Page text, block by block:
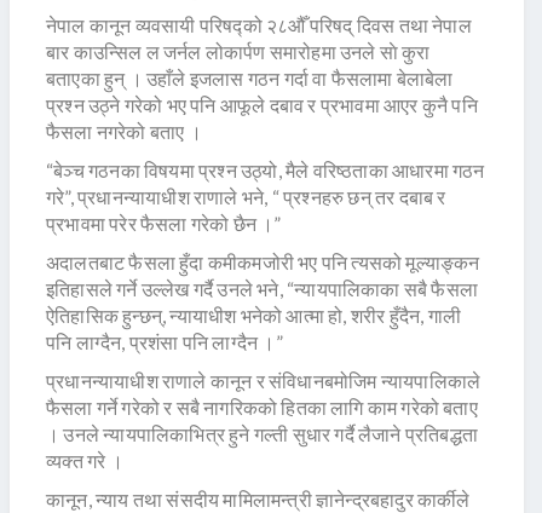
नेपाल कानून व्यवसायी परिषद्को २८औँ परिषद् दिवस तथा नेपाल
बार काउन्सिल ल जर्नल लोकार्पण समारोहमा उनले साे कुरा
बताएका हुन् । उहाँले इजलास गठन गर्दा वा फैसलामा बेलाबेला
प्रश्न उठ्ने गरेको भए पनि आफूले दबाव र प्रभावमा आएर कुनै पनि
फैसला नगरेको बताए ।
“बेञ्च गठनका विषयमा प्रश्न उठ्यो, मैले वरिष्ठताका आधारमा गठन
गरे”, प्रधानन्यायाधीश राणाले भने, “ प्रश्नहरु छन् तर दबाब र
प्रभावमा परेर फैसला गरेको छैन ।”
अदालतबाट फैसला हुँदा कमीकमजोरी भए पनि त्यसको मूल्याङ्कन
इतिहासले गर्ने उल्लेख गर्दै उनले भने, “न्यायपालिकाका सबै फैसला
ऐतिहासिक हुन्छन्, न्यायाधीश भनेको आत्मा हो, शरीर हुँदैन, गाली
पनि लाग्दैन, प्रशंसा पनि लाग्दैन ।”
प्रधानन्यायाधीश राणाले कानून र संविधानबमोजिम न्यायपालिकाले
फैसला गर्ने गरेको र सबै नागरिकको हितका लागि काम गरेको बताए
। उनले न्यायपालिकाभित्र हुने गल्ती सुधार गर्दै लैजाने प्रतिबद्धता
व्यक्त गरे ।
कानून, न्याय तथा संसदीय मामिलामन्त्री ज्ञानेन्द्रबहादुर कार्कीले